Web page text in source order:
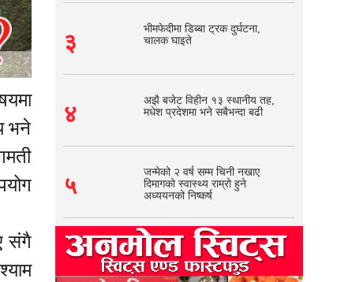
भने
संगै
३
भीमफेदीमा डिब्बा ट्रक दुर्घटना,
चालक घाइते
४
अझै बजेट विहीन १३ स्थानीय तह,
मधेश प्रदेशमा भने सबैभन्दा बढी
५
जन्मेको २ वर्ष सम्म चिनी नखाए
दिमागको स्वास्थ्य राम्रो हुने
अध्ययनको निष्कर्ष